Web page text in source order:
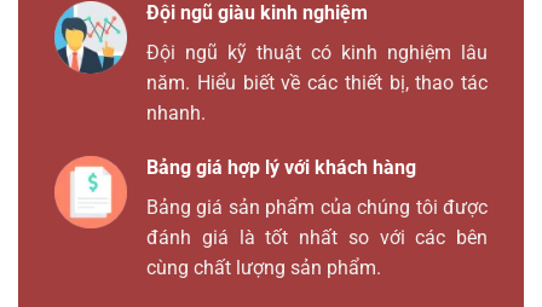
Đội ngũ giàu kinh nghiệm
Đội ngũ kỹ thuật có kinh nghiệm lâu
năm. Hiểu biết về các thiết bị, thao tác
nhanh.
Bảng giá hợp lý với khách hàng
Bảng giá sản phẩm của chúng tôi được
đánh giá là tốt nhất so với các bên
cùng chất lượng sản phẩm.